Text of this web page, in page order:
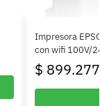
Impresora
con wifi 100V/
$ 899.277